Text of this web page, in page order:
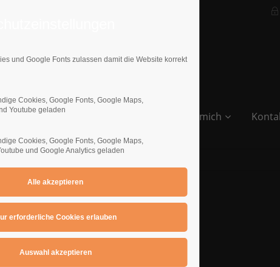
E-Gitarrenschule Über mich
und Google Fonts zulassen damit die Website korrekt
Cookies, Google Fonts, Google Maps,
Youtube geladen
Cookies, Google Fonts, Google Maps,
und Google Analytics geladen